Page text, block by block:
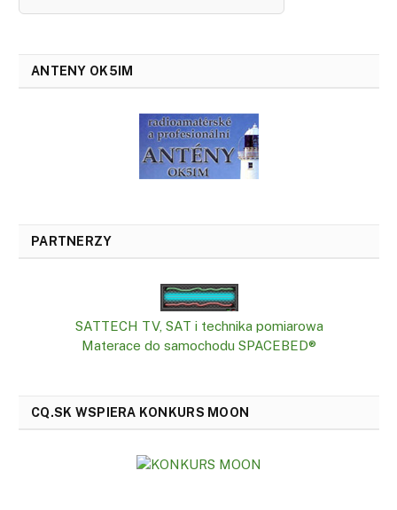
ANTENY OK5IM
PARTNERZY
SATTECH TV, SAT i technika pomiarowa
Materace do samochodu SPACEBED®
CQ.SK WSPIERA KONKURS MOON